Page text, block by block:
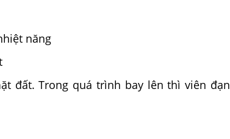
năng
đất. Trong quá trình bay lên thì viên đạn